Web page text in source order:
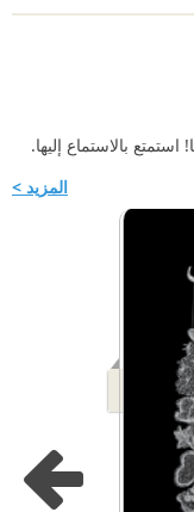
بالاستماع إليها.
المزيد >